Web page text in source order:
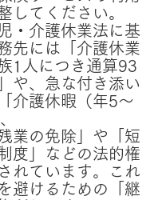
してください。
・介護休業法に基
先には「介護休業
1人につき通算93
や、急な付き添い
介護休暇（年5〜
業の免除」や「短
度」などの法的権
れています。これ
避けるための「継